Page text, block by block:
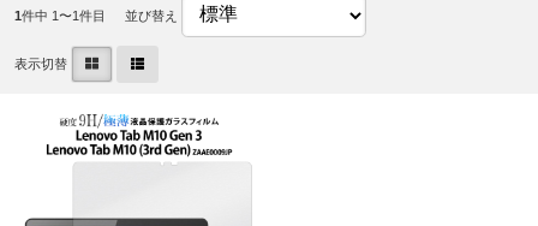
1件中 1〜1件目 並び替え
表示切替